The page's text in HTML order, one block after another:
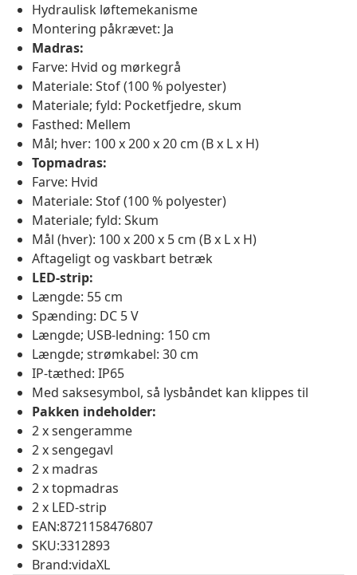
Hydraulisk løftemekanisme
Montering påkrævet: Ja
Madras:
Farve: Hvid og mørkegrå
Materiale: Stof (100 % polyester)
Materiale; fyld: Pocketfjedre, skum
Fasthed: Mellem
Mål; hver: 100 x 200 x 20 cm (B x L x H)
Topmadras:
Farve: Hvid
Materiale: Stof (100 % polyester)
Materiale; fyld: Skum
Mål (hver): 100 x 200 x 5 cm (B x L x H)
Aftageligt og vaskbart betræk
LED-strip:
Længde: 55 cm
Spænding: DC 5 V
Længde; USB-ledning: 150 cm
Længde; strømkabel: 30 cm
IP-tæthed: IP65
Med saksesymbol, så lysbåndet kan klippes til
Pakken indeholder:
2 x sengeramme
2 x sengegavl
2 x madras
2 x topmadras
2 x LED-strip
EAN:8721158476807
SKU:3312893
Brand:vidaXL